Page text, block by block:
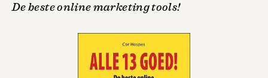
De beste online marketing tools!